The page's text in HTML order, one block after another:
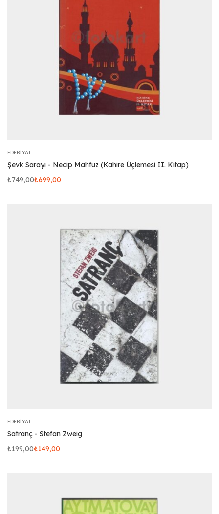
EDEBIYAT
Şevk Sarayı - Necip Mahfuz (Kahire Üçlemesi II. Kitap)
₺749,00₺699,00
EDEBIYAT
Satranç - Stefan Zweig
₺199,00₺149,00